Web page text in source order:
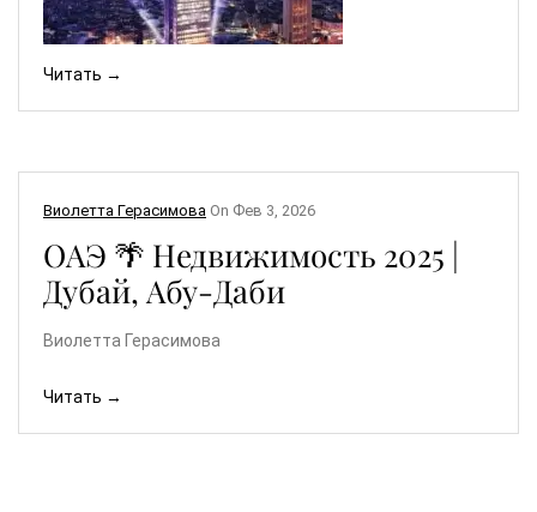
Читать →
Виолетта Герасимова On Фев 3, 2026
ОАЭ 🌴 Недвижимость 2025 |
Дубай, Абу-Даби
Виолетта Герасимова
Читать →